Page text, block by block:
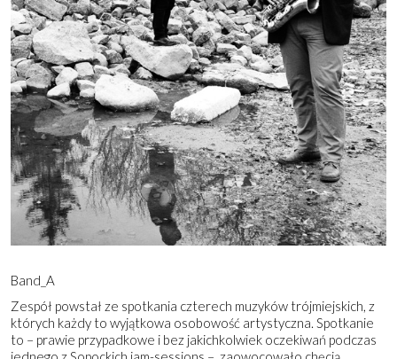
Band_A
Zespół powstał ze spotkania czterech muzyków trójmiejskich, z
których każdy to wyjątkowa osobowość artystyczna. Spotkanie
to – prawie przypadkowe i bez jakichkolwiek oczekiwań podczas